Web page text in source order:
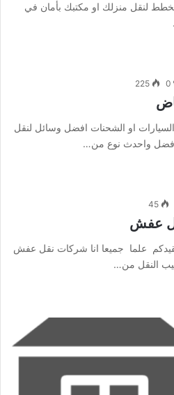
لنقل منزلك او مكتبك بأمان في
0
225
او الشحنات افضل وسائل لنقل
واحدث نوع من…
45
عفش
علما جميعا انا شركات نقل عفش
النقل من…